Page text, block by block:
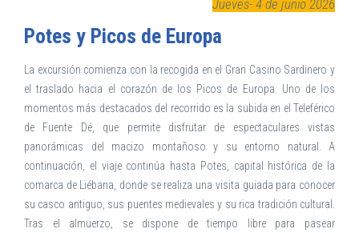
Jueves- 4 de junio 2026
Potes y Picos de Europa
La excursión comienza con la recogida en el Gran Casino Sardinero y
el traslado hacia el corazón de los Picos de Europa. Uno de los
momentos más destacados del recorrido es la subida en el Teleférico
de Fuente Dé, que permite disfrutar de espectaculares vistas
panorámicas del macizo montañoso y su entorno natural. A
continuación, el viaje continúa hasta Potes, capital histórica de la
comarca de Liébana, donde se realiza una visita guiada para conocer
su casco antiguo, sus puentes medievales y su rica tradición cultural.
Tras el almuerzo, se dispone de tiempo libre para pasear